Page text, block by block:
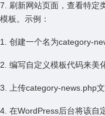
7. 刷新⽹站页⾯，查看特定
模板。⽰例：
1. 创建⼀个名为category-
2. 编写⾃定义模板代码来美
3. 上传category-news.php
4. 在WordPress后台将该⾃